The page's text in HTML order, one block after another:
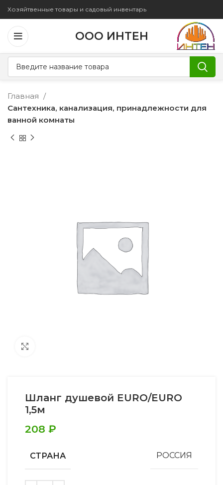
Хозяйтвенные товары и садовый инвентарь
ООО ИНТЕН
Главная
Сантехника, канализация, принадлежности для
ванной комнаты
Шланг душевой EURO/EURO
1,5м
208 ₽
СТРАНА РОССИЯ